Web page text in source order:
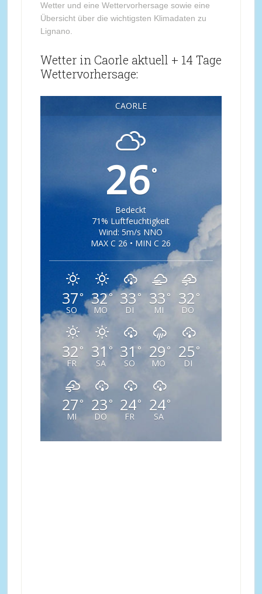
Wetter und eine Wettervorhersage sowie eine
Übersicht über die wichtigsten Klimadaten zu
Lignano.
Wetter in Caorle aktuell + 14 Tage
Wettervorhersage:
CAORLE
26°
Bedeckt
71% Luftfeuchtigkeit
Wind: 5m/s NNO
MAX C 26 • MIN C 26
37°
SO
32°
MO
33°
DI
33 °
MI
32 °
DO
32 °
FR
31 °
SA
31°
SO
29 °
MO
25 °
DI
27°
MI
23 °
DO
24°
FR
24°
SA